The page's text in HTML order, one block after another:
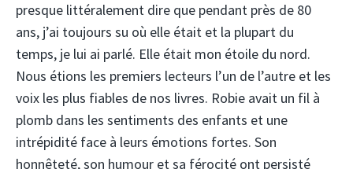
presque littéralement dire que pendant près de 80
ans, j’ai toujours su où elle était et la plupart du
temps, je lui ai parlé. Elle était mon étoile du nord.
Nous étions les premiers lecteurs l’un de l’autre et les
voix les plus fiables de nos livres. Robie avait un fil à
plomb dans les sentiments des enfants et une
intrépidité face à leurs émotions fortes. Son
honnêteté, son humour et sa férocité ont persisté